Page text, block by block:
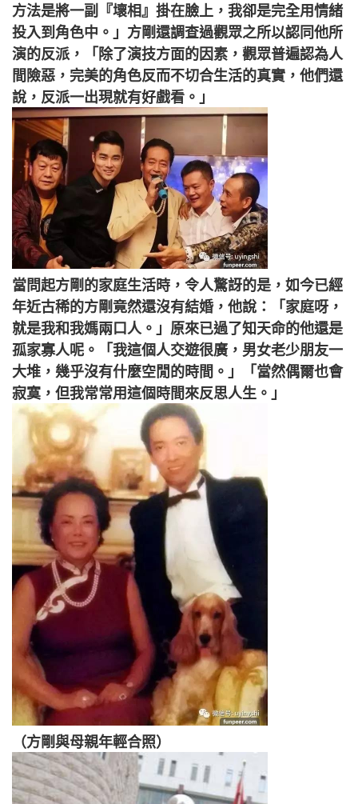
方法是將一副『壞相』掛在臉上，我卻是完全用情緒
投入到角色中。」方剛還調查過觀眾之所以認同他所
演的反派，「除了演技方面的因素，觀眾普遍認為人
間險惡，完美的角色反而不切合生活的真實，他們還
說，反派一出現就有好戲看。」
當問起方剛的家庭生活時，令人驚訝的是，如今已經
年近古稀的方剛竟然還沒有結婚，他說：「家庭呀，
就是我和我媽兩口人。」原來已過了知天命的他還是
孤家寡人呢。「我這個人交遊很廣，男女老少朋友一
大堆，幾乎沒有什麼空閒的時間。」「當然偶爾也會
寂寞，但我常常用這個時間來反思人生。」
（方剛與母親年輕合照）